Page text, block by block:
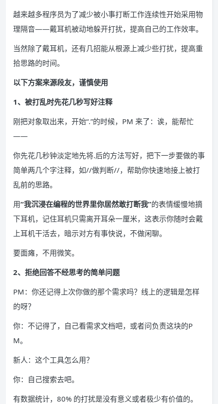
越来越多程序员为了减少被小事打断工作连续性开始采用物
理隔音——戴耳机被动地躲开打扰，提高自己的工作效率。
当然除了戴耳机，还有几招能从根源上减少些打扰，提高重
拾思路的时间。
以下方案来源段友，谨慎使用
1、被打乱时先花几秒写好注释
刚把对象取出来，开始“.”的时候，PM 来了：诶，能帮忙
——
你先花几秒钟淡定地先将.后的方法写好，把下一步要做的事
简单两几个字注释，如//做判断//，帮助你快速地接上被打
乱前的思路。
用“我沉浸在编程的世界里你居然敢打断我”的表情缓慢地摘
下耳机，记住耳机只需离开耳朵一厘米，这表示你随时会戴
上耳机干活去，暗示对方有事快说，不做闲聊。
要面瘫，不用微笑。
2、拒绝回答不经思考的简单问题
PM：你还记得上次你做的那个需求吗？线上的逻辑是怎样
的呀？
你：不记得了，自己看需求文档吧，或者问负责这块的P
M。
新人：这个工具怎么用？
你：自己搜索去吧。
有数据统计，80% 的打扰是没有意义或者极少有价值的。